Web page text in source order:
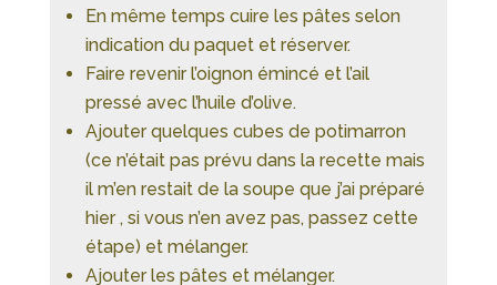
En même temps cuire les pâtes selon
indication du paquet et réserver.
Faire revenir l’oignon émincé et l’ail
pressé avec l’huile d’olive.
Ajouter quelques cubes de potimarron
(ce n’était pas prévu dans la recette mais
il m’en restait de la soupe que j’ai préparé
hier , si vous n’en avez pas, passez cette
étape) et mélanger.
Ajouter les pâtes et mélanger.